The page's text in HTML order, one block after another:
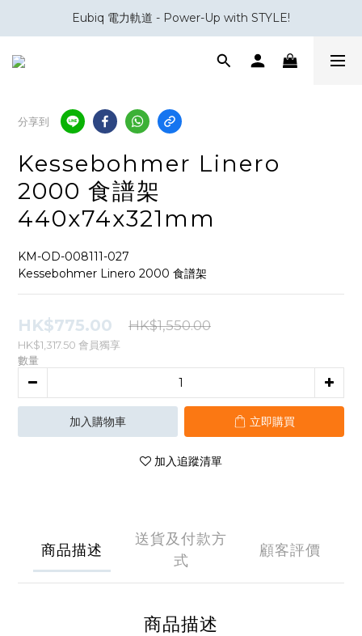
會員積分換領百佳 HK$50 購物禮券
Eubiq 電力軌道 - Power-Up with STYLE!
會員積分換領百佳 HK$50 購物禮券
分享到
Kessebohmer Linero
2000 食譜架
440x74x321mm
KM-OD-008111-027
Kessebohmer Linero 2000 食譜架
HK$775.00 HK$1,550.00
HK$1,317.50 會員獨享
數量
加入購物車 立即購買
加入追蹤清單
商品描述
送貨及付款方
式
顧客評價
商品描述